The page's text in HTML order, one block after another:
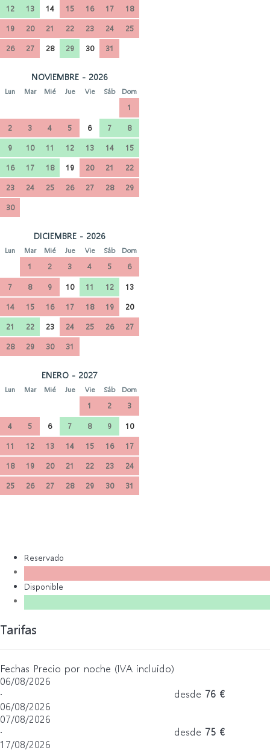
12
13 14 15 16 17
18
19
20 21 22 23 24
25
26
27 28 29 30 31
NOVIEMBRE - 2026
Lun Mar Mié Jue Vie Sáb Dom
1
2
3 4 5 6 7
8
9
10 11 12 13 14
15
16
17 18 19 20 21
22
23
24 25 26 27 28
29
30
DICIEMBRE - 2026
Lun Mar Mié Jue Vie Sáb Dom
1 2 3 4 5
6
7
8 9 10 11 12
13
14
15 16 17 18 19
20
21
22 23 24 25 26
27
28
29 30 31
ENERO - 2027
Lun Mar Mié Jue Vie Sáb Dom
1 2
3
4
5 6 7 8 9
10
11
12 13 14 15 16
17
18
19 20 21 22 23
24
25
26 27 28 29 30 31
Reservado
Disponible
Tarifas
Fechas Precio por noche (IVA incluido)
06/08/2026
·
06/08/2026
desde 76 €
07/08/2026
·
17/08/2026
desde 75 €